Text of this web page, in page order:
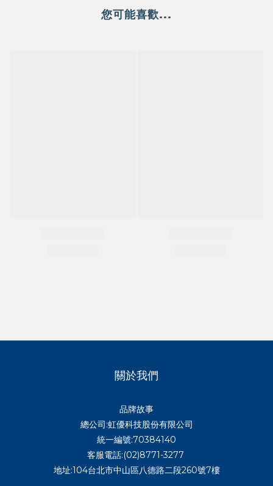
您可能喜歡...
關於我們
品牌故事
總公司:虹優科技股份有限公司
統一編號:70384140
客服電話:(02)8771-3277
地址:104台北市中山區八德路二段260號7樓